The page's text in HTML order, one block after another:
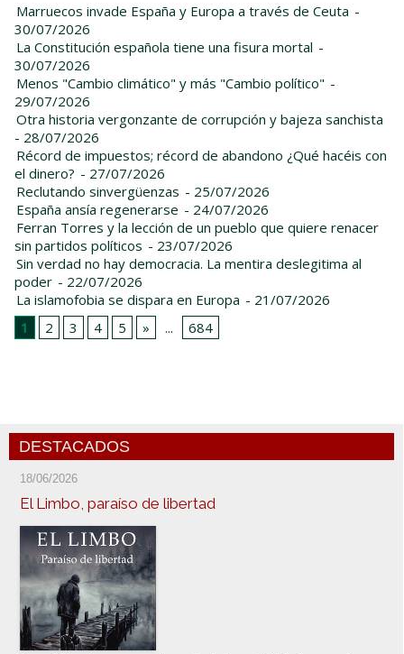
Marruecos invade España y Europa a través de Ceuta -
30/07/2026
La Constitución española tiene una fisura mortal -
30/07/2026
Menos "Cambio climático" y más "Cambio político" -
29/07/2026
Otra historia vergonzante de corrupción y bajeza sanchista
- 28/07/2026
Récord de impuestos; récord de abandono ¿Qué hacéis con
el dinero? - 27/07/2026
Reclutando sinvergüenzas - 25/07/2026
España ansía regenerarse - 24/07/2026
Ferran Torres y la lección de un pueblo que quiere renacer
sin partidos políticos - 23/07/2026
Sin verdad no hay democracia. La mentira deslegitima al
poder - 22/07/2026
La islamofobia se dispara en Europa - 21/07/2026
1
2 3 4 5 » ... 684
DESTACADOS
18/06/2026
El Limbo, paraíso de libertad